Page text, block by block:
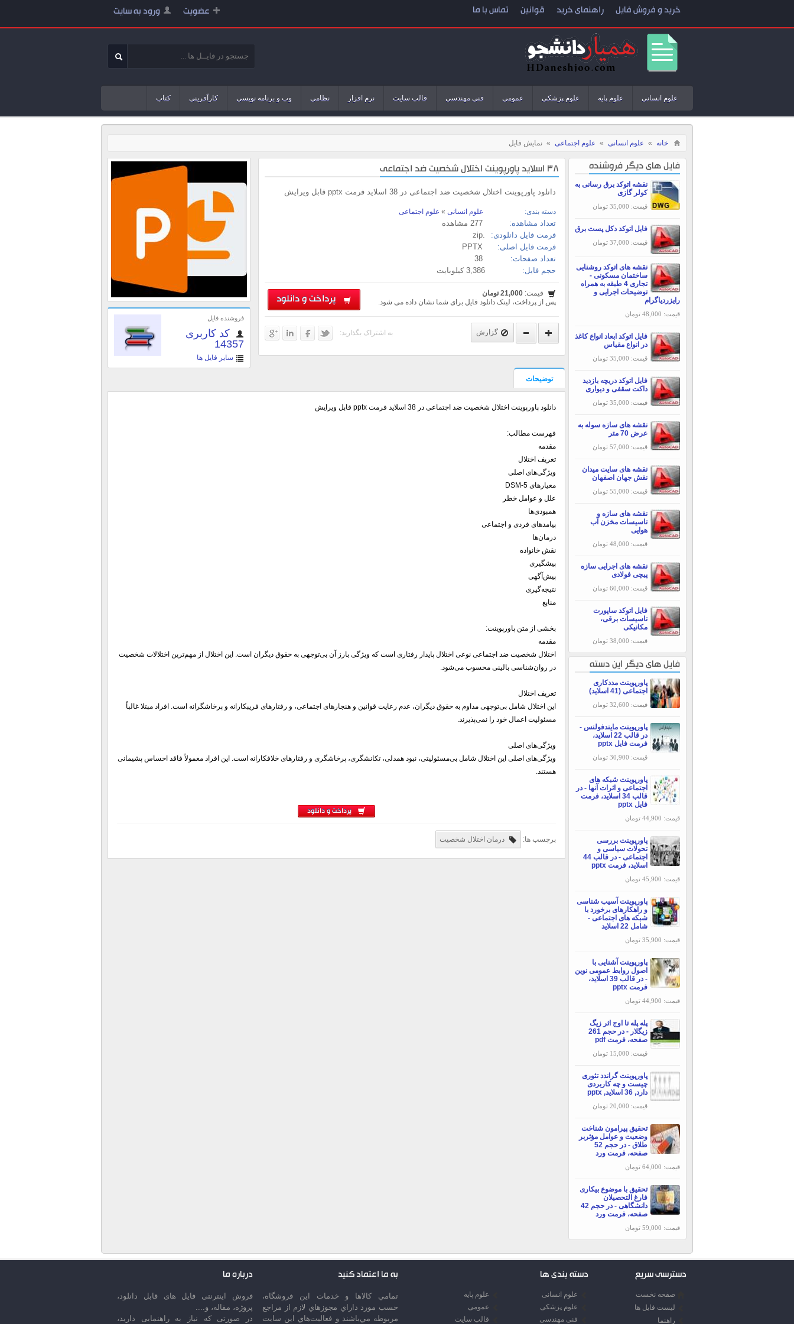
عضویت ورود به سایت خرید و فروش فایل راهنمای خرید قوانین تماس با ما
علوم انسانی علوم پایه علوم پزشکی عمومی فنی مهندسی قالب سایت نرم افزار نظامی وب و برنامه نویسی کارآفرینی کتاب
خانه » علوم انسانی » علوم اجتماعی » نمایش فایل
فایل های دیگر فروشنده
نقشه اتوکد برق رسانی به
کولر گازی
قیمت: 35,000 تومان
فایل اتوکد دکل پست برق
قیمت: 37,000 تومان
نقشه های اتوکد روشنایی
ساختمان مسکونی -
تجاری 4 طبقه به همراه
توضیحات اجرایی و
رایزردیاگرام
قیمت: 48,000 تومان
فایل اتوکد ابعاد انواع کاغذ
در انواع مقیاس
قیمت: 35,000 تومان
فایل اتوکد دریچه بازدید
داکت سقفی و دیواری
قیمت: 35,000 تومان
نقشه های سازه سوله به
عرض 70 متر
قیمت: 57,000 تومان
نقشه های سایت میدان
نقش جهان اصفهان
قیمت: 55,000 تومان
نقشه های سازه و
تاسیسات مخزن آب
هوایی
قیمت: 48,000 تومان
نقشه های اجرایی سازه
پیچی فولادی
قیمت: 60,000 تومان
فایل اتوکد ساپورت
تاسیسات برقی،
مکانیکی
قیمت: 38,000 تومان
فایل های دیگر این دسته
پاورپوینت مددکاری
اجتماعی (41 اسلاید)
قیمت: 32,600 تومان
پاورپوینت مایندفولنس -
در قالب 22 اسلاید،
فرمت فایل pptx
قیمت: 30,900 تومان
پاورپوینت شبکه های
اجتماعی و اثرات آنها - در
قالب 34 اسلاید، فرمت
فایل pptx
قیمت: 44,900 تومان
پاورپوینت بررسی
تحولات سیاسی و
اجتماعی - در قالب 44
اسلاید، فرمت pptx
قیمت: 45,900 تومان
پاورپوینت آسیب شناسی
و راهکارهای برخورد با
شبکه های اجتماعی -
شامل 22 اسلاید
قیمت: 35,900 تومان
پاورپوینت آشنایی با
اصول روابط عمومی نوين
- در قالب 39 اسلاید،
فرمت pptx
قیمت: 44,900 تومان
پله پله تا اوج اثر زیگ
زیگلار - در حجم 261
صفحه، فرمت pdf
قیمت: 15,000 تومان
پاورپوینت گراندد تئوری
چیست و چه کاربردی
دارد, 36 اسلاید, pptx
قیمت: 20,000 تومان
تحقیق پیرامون شناخت
وضعیت و عوامل مؤثربر
طلاق - در حجم 52
صفحه، فرمت ورد
قیمت: 64,000 تومان
تحقیق با موضوع بیکاری
فارغ التحصیلان
دانشگاهی - در حجم 42
صفحه، فرمت ورد
قیمت: 59,000 تومان
فروشنده فایل
کد کاربری
14357
سایر فایل ها
38 اسلاید پاورپوینت اختلال شخصیت ضد اجتماعی
دانلود پاورپوینت اختلال شخصیت ضد اجتماعی در 38 اسلاید فرمت pptx قابل ویرایش
دسته بندی: علوم انسانی » علوم اجتماعی
تعداد مشاهده:
فرمت فایل دانلودی:
.zip
فرمت فایل اصلی:
تعداد صفحات:
حجم فایل:
3,386 کیلوبایت
پرداخت و دانلود
قیمت: 21,000 تومان
پس از پرداخت، لینک دانلود فایل برای شما نشان داده می شود.
گزارش به اشتراک بگذارید:
توضیحات
دانلود پاورپوینت اختلال شخصیت ضد اجتماعی در 38 اسلاید فرمت pptx قابل ویرایش
فهرست مطالب:
مقدمه
تعریف اختلال
ویژگی‌های اصلی
معیارهای DSM-5
علل و عوامل خطر
همبودی‌ها
پیامدهای فردی و اجتماعی
درمان‌ها
نقش خانواده
پیشگیری
پیش‌آگهی
نتیجه‌گیری
منابع
بخشی از متن پاورپوینت:
مقدمه
اختلال شخصیت ضد اجتماعی نوعی اختلال پایدار رفتاری است که ویژگی بارز آن بی‌توجهی به حقوق دیگران است. این اختلال از مهم‌ترین اختلالات شخصیت
در روان‌شناسی بالینی محسوب می‌شود.
تعریف اختلال
این اختلال شامل بی‌توجهی مداوم به حقوق دیگران، عدم رعایت قوانین و هنجارهای اجتماعی، و رفتارهای فریبکارانه و پرخاشگرانه است. افراد مبتلا غالباً
مسئولیت اعمال خود را نمی‌پذیرند.
ویژگی‌های اصلی
ویژگی‌های اصلی این اختلال شامل بی‌مسئولیتی، نبود همدلی، تکانشگری، پرخاشگری و رفتارهای خلافکارانه است. این افراد معمولاً فاقد احساس پشیمانی
هستند.
پرداخت و دانلود
برچسب ها: درمان اختلال شخصیت
دسترسی سریع
صفحه نخست
لیست فایل ها
راهنما
دسته بندی ها
علوم انسانی
علوم پایه
علوم پزشکی
عمومی
فنی مهندسی
قالب سایت
به ما اعتماد کنید
تمامي كالاها و خدمات اين فروشگاه،
حسب مورد داراي مجوزهاي لازم از مراجع
مربوطه مي‌باشند و فعاليت‌هاي اين سايت
درباره ما
فروش اینترنتی فایل های قابل دانلود،
پروژه، مقاله، و....
در صورتی که نیاز به راهنمایی دارید،